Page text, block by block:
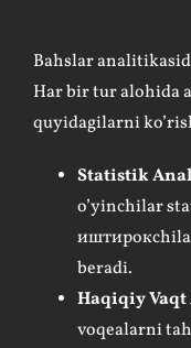
Bahslar
Har bir tur alohida
quyidagilarni
Statistik
o’yinchilar
beradi.
Haqiqiy
voqealarni